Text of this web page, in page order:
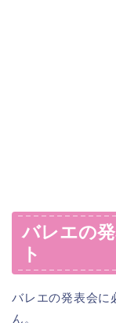
バレエの
ト
バレエの発表会に
ん。